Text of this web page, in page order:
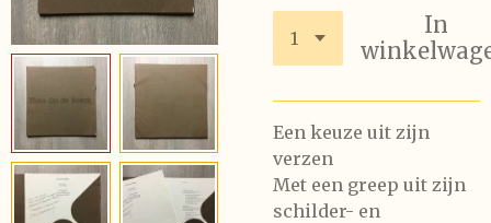
In
Een keuze uit zijn
verzen
Met een greep uit zijn
schilder- en